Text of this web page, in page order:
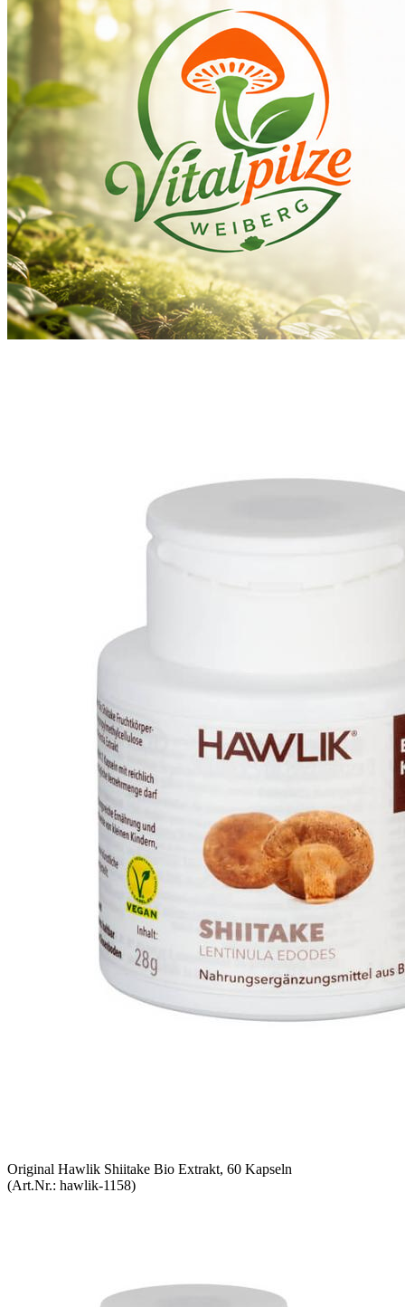
Original Hawlik Shiitake Bio Extrakt, 60 Kapseln
(Art.Nr.: hawlik-1158)